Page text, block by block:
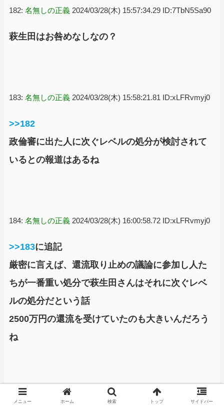
182: 名無しの正義 2024/03/28(木) 15:57:34.29 ID:7TbN5Sa90
萩生田はお咎めなしなの？
183: 名無しの正義 2024/03/28(木) 15:58:21.81 ID:xLFRvmyj0
>>182
政倫審に出た人に次ぐレベルの処分が検討されて
いるとの報道はあるね
184: 名無しの正義 2024/03/28(木) 16:00:58.72 ID:xLFRvmyj0
>>183に追記
厳密に言えば、還流取り止めの議論に参加し人た
ちが一番重い処分で萩生田さんはそれに次ぐレベ
ルの処分だという話
2500万円の還流を受けていたのも大きいんだろう
ね
193:名無しの正義 2024/03/28(木) 17:48:34.47 ID:LV2QxQik0
メニュー ホーム 検索 トップ サイドバー